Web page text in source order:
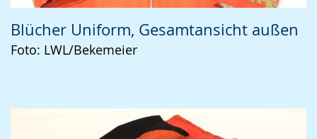
Blücher Uniform, Gesamtansicht außen
Foto: LWL/Bekemeier